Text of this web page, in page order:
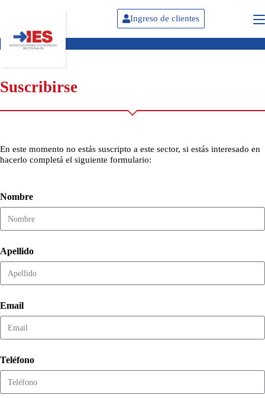
Ingreso de clientes
Suscribirse
En este momento no estás suscripto a este sector, si estás interesado en
hacerlo completá el siguiente formulario:
Nombre
Apellido
Email
Teléfono